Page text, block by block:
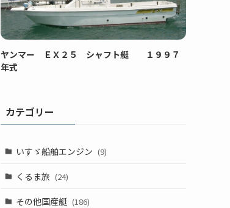
ヤンマー ＥＸ２５ シャフト艇 １９９７
年式
カテゴリー
いすゞ船舶エンジン (9)
くるま旅 (24)
その他国産艇 (186)